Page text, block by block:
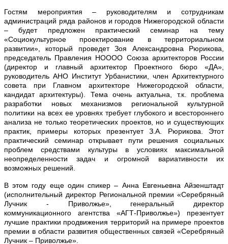
Гостям мероприятия– руководителям и сотрудникам
администраций ряда районов и городов Нижегородской области
– будет предложен практический семинар на тему
«Социокультурное проектирование в территориальном
развитии», который проведет Зоя Александровна Рюрикова,
председатель Правления НОООО Союза архитекторов России
(директор и главный архитектор Проектного бюро «ДА»,
руководитель АНО Институт Урбанистики, член Архитектурного
совета при Главном архитекторе Нижегородской области,
кандидат архитектуры). Тема очень актуальна, т.к. проблема
разработки новых механизмов региональной культурной
политики на всех ее уровнях требует глубокого и всестороннего
анализа не только теоретических проектов, но и существующих
практик, примеры которых презентует З.А. Рюрикова. Этот
практический семинар открывает пути решения социальных
проблем средствами культуры в условиях максимальной
неопределенности задач и огромной вариативности их
возможных решений.
В этом году еще один спикер – Анна Евгеньевна Айзенштадт
(исполнительный директор Региональной премии «Серебряный
Лучник - Приволжье», генеральный директор
коммуникационного агентства «АГТ-Приволжье») презентует
лучшие практики продвижения территорий на примере проектов
премии в области развития общественных связей «Серебряный
Лучник – Приволжье».